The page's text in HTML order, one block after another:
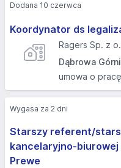
Koordynator ds
Ragers Sp. z
Dąbrowa
umowa o pracę
Dodana 10 czerwca
Starszy referent/
kancelaryjno-biurowej
Prewe
Wygasa za 2 dni